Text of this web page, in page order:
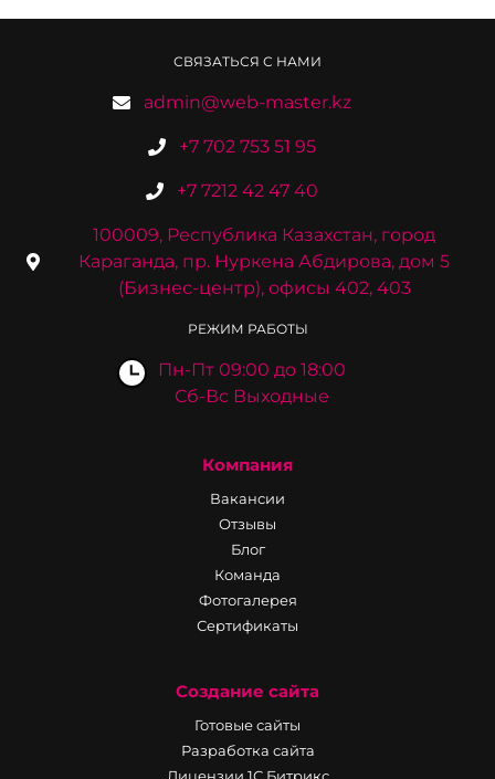
СВЯЗАТЬСЯ С НАМИ
admin@web-master.kz
+7 702 753 51 95
+7 7212 42 47 40
100009, Республика Казахстан, город
Караганда, пр. Нуркена Абдирова, дом 5
(Бизнес-центр), офисы 402, 403
РЕЖИМ РАБОТЫ
Пн-Пт 09:00 до 18:00
Сб-Вс Выходные
Компания
Вакансии
Отзывы
Блог
Команда
Фотогалерея
Сертификаты
Создание сайта
Готовые сайты
Разработка сайта